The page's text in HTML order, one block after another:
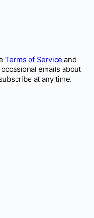
Terms of Service and
emails about
at any time.